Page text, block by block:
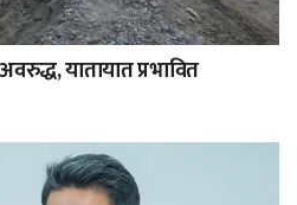
यातायात प्रभावित